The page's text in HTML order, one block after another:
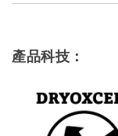
產品科技：